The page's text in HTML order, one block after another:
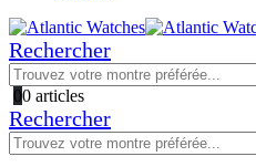
Rechercher
00 articles
Rechercher